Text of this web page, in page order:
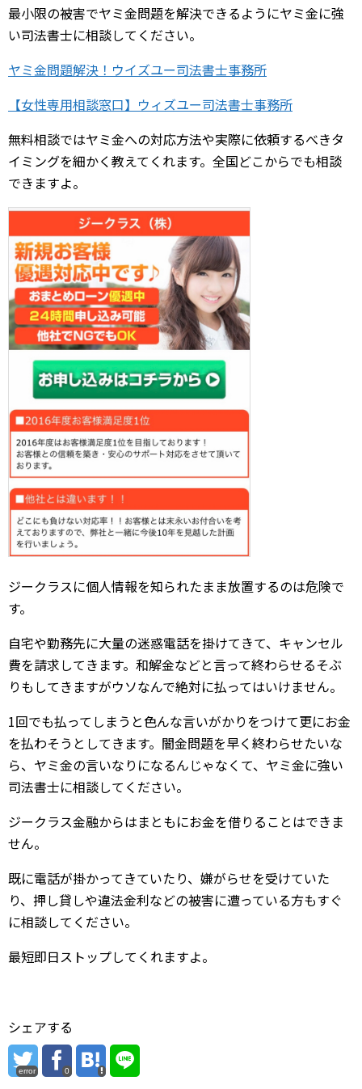
最小限の被害でヤミ金問題を解決できるようにヤミ金に強
い司法書士に相談してください。
ヤミ金問題解決！ウイズユー司法書士事務所
【女性専用相談窓口】ウィズユー司法書士事務所
無料相談ではヤミ金への対応方法や実際に依頼するべきタ
イミングを細かく教えてくれます。全国どこからでも相談
できますよ。
ジークラスに個人情報を知られたまま放置するのは危険で
す。
自宅や勤務先に大量の迷惑電話を掛けてきて、キャンセル
費を請求してきます。和解金などと言って終わらせるそぶ
りもしてきますがウソなんで絶対に払ってはいけません。
1回でも払ってしまうと色んな言いがかりをつけて更にお金
を払わそうとしてきます。闇金問題を早く終わらせたいな
ら、ヤミ金の言いなりになるんじゃなくて、ヤミ金に強い
司法書士に相談してください。
ジークラス金融からはまともにお金を借りることはできま
せん。
既に電話が掛かってきていたり、嫌がらせを受けていた
り、押し貸しや違法金利などの被害に遭っている方もすぐ
に相談してください。
最短即日ストップしてくれますよ。
シェアする
error 0